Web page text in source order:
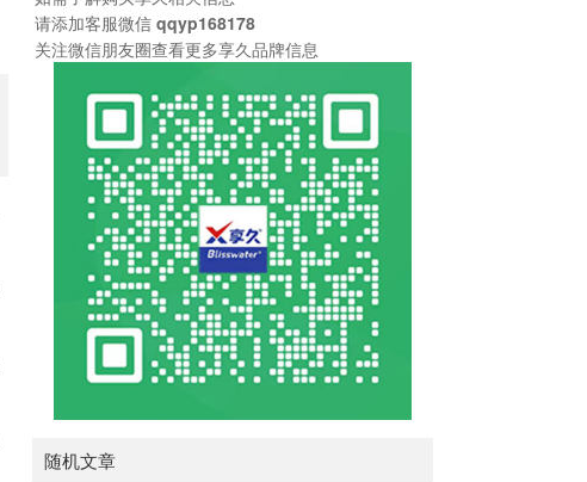
请添加客服微信 qqyp168178
关注微信朋友圈查看更多享久品牌信息
随机文章